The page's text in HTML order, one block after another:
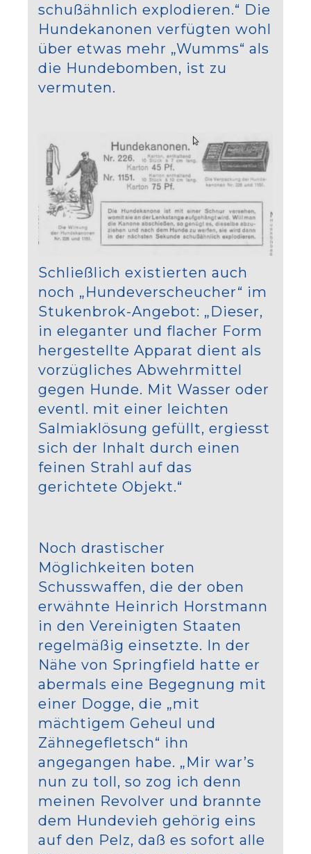
schußähnlich explodieren.“ Die
Hundekanonen verfügten wohl
über etwas mehr „Wumms“ als
die Hundebomben, ist zu
vermuten.
Schließlich existierten auch
noch „Hundeverscheucher“ im
Stukenbrok-Angebot: „Dieser,
in eleganter und flacher Form
hergestellte Apparat dient als
vorzügliches Abwehrmittel
gegen Hunde. Mit Wasser oder
eventl. mit einer leichten
Salmiaklösung gefüllt, ergiesst
sich der Inhalt durch einen
feinen Strahl auf das
gerichtete Objekt.“
Noch drastischer
Möglichkeiten boten
Schusswaffen, die der oben
erwähnte Heinrich Horstmann
in den Vereinigten Staaten
regelmäßig einsetzte. In der
Nähe von Springfield hatte er
abermals eine Begegnung mit
einer Dogge, die „mit
mächtigem Geheul und
Zähnegefletsch“ ihn
angegangen habe. „Mir war’s
nun zu toll, so zog ich denn
meinen Revolver und brannte
dem Hundevieh gehörig eins
auf den Pelz, daß es sofort alle